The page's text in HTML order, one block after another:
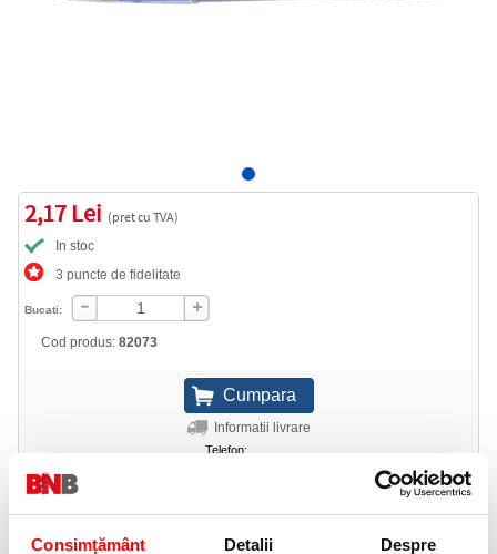
Consimțământ Detalii Despre
2,17 Lei (pret cu TVA)
In stoc
3 puncte de fidelitate
Bucati:
Cod produs: 82073
Informatii livrare
Telefon:
Alege varianta: